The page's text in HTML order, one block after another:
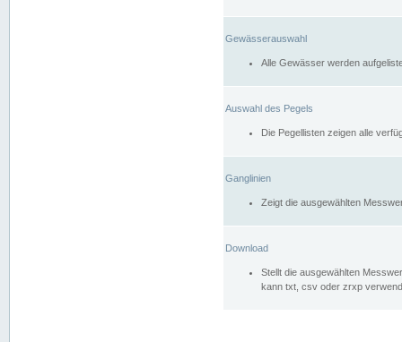
Gewässerauswahl
Alle Gewässer werden
Auswahl des Pegels
Die Pegellisten zeigen alle
Ganglinien
Zeigt die ausgewählten
Download
Stellt die ausgewählten
kann txt, csv oder zrxp